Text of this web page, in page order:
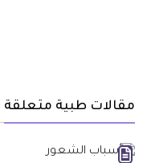
مقالات طبية متعلقة